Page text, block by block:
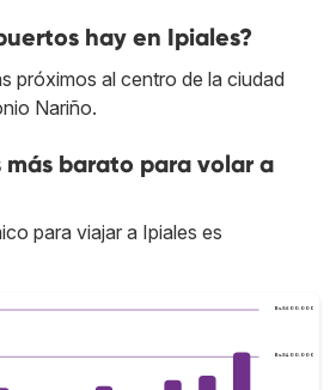
hay en Ipiales?
próximos al centro de la ciudad
Nariño.
más barato para volar a
para viajar a Ipiales es
Bs.S400.000
Bs.S600.000